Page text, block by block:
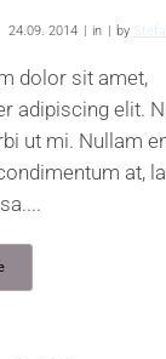
24.09. 2014 in by
dolor sit amet,
adipiscing elit.
ut mi. Nullam
at,